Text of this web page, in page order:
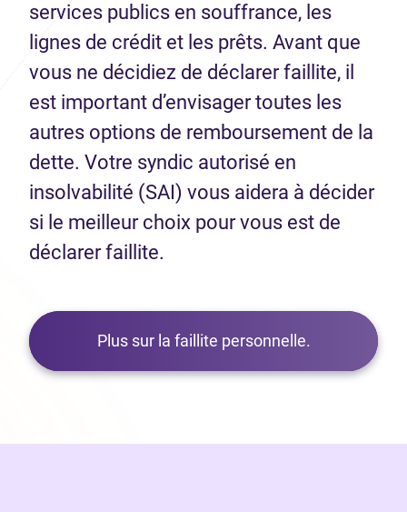
services publics en souffrance, les
lignes de crédit et les prêts. Avant que
vous ne décidiez de déclarer faillite, il
est important d’envisager toutes les
autres options de remboursement de la
dette. Votre syndic autorisé en
insolvabilité (SAI) vous aidera à décider
si le meilleur choix pour vous est de
déclarer faillite.
Plus sur la faillite personnelle.